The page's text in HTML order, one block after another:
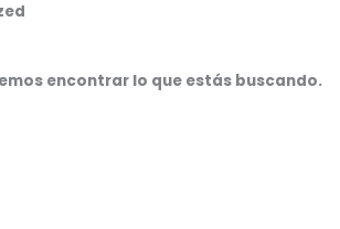
encontrar lo que estás buscando.